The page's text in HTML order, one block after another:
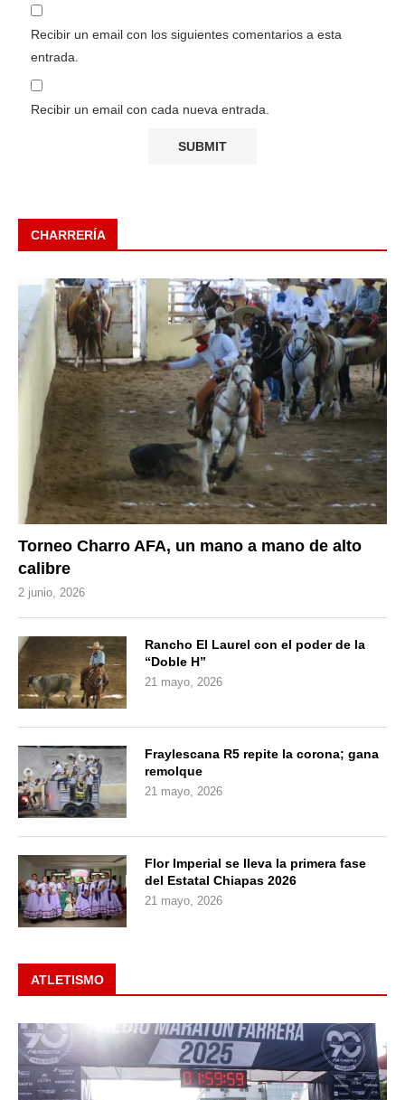
Recibir un email con los siguientes comentarios a esta
entrada.
Recibir un email con cada nueva entrada.
CHARRERÍA
Torneo Charro AFA, un mano a mano de alto
calibre
2 junio, 2026
Rancho El Laurel con el poder de la
“Doble H”
21 mayo, 2026
Fraylescana R5 repite la corona; gana
remolque
21 mayo, 2026
Flor Imperial se lleva la primera fase
del Estatal Chiapas 2026
21 mayo, 2026
ATLETISMO